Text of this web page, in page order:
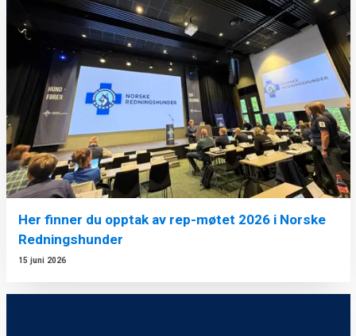
Her finner du opptak av rep-møtet 2026 i Norske
Redningshunder
15 juni 2026